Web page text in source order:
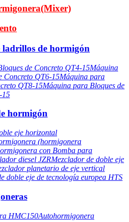
de hormigón
de Concreto QT4-15Máquina
Concreto QT6-15Máquina para
QT8-15Máquina para Bloques de
15
hormigón
eje horizontal
(hormigonera
con Bomba para
diesel JZRMezclador de doble eje
planetario de eje vertical
doble eje de tecnología europea HTS
HMC150Autohormigonera